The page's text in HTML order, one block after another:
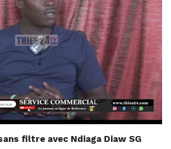
filtre avec Ndiaga Diaw SG